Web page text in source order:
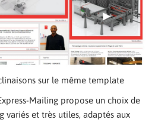
sur le même template
Mailing propose un choix de
et très utiles, adaptés aux